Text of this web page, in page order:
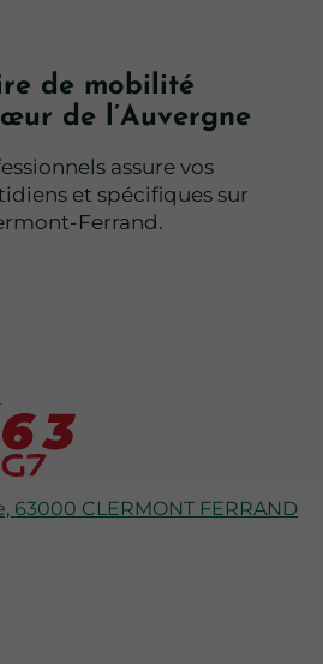
63000 CLERMONT FERRAND
de mobilité
de l’Auvergne
assure vos
et spécifiques sur
Ferrand.